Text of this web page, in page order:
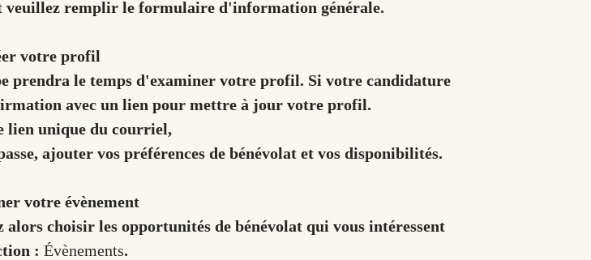
veuillez remplir le formulaire d'information générale.
votre profil
prendra le temps d'examiner votre profil. Si votre candidature
avec un lien pour mettre à jour votre profil.
lien unique du courriel,
ajouter vos préférences de bénévolat et vos disponibilités.
votre évènement
alors choisir les opportunités de bénévolat qui vous intéressent
:Évènements.